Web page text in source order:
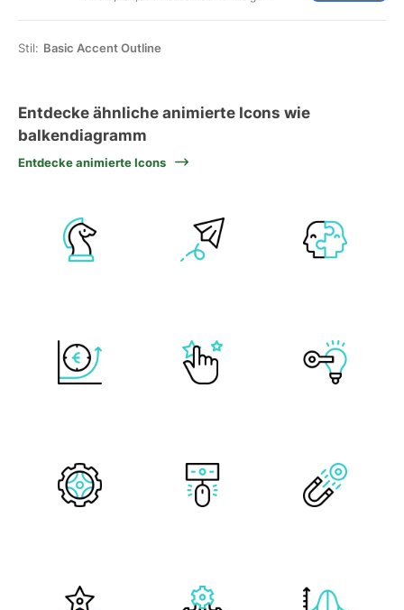
Stil: Basic Accent Outline
Entdecke ähnliche animierte Icons wie
balkendiagramm
Entdecke animierte Icons